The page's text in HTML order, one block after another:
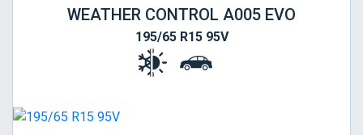
WEATHER CONTROL A005 EVO
195/65 R15 95V